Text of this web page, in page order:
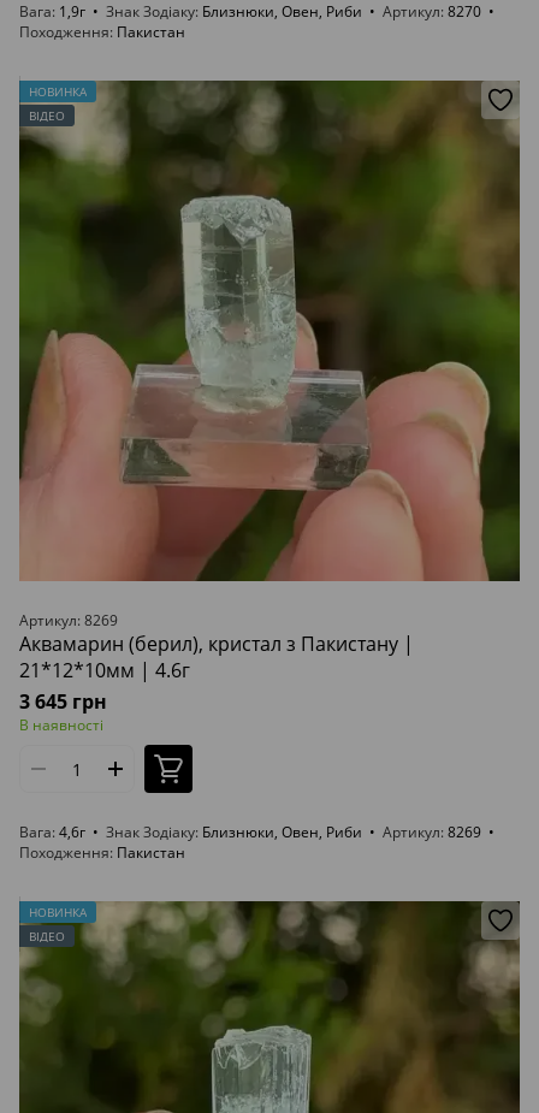
Вага 1,9г Знак Зодіаку Близнюки, Овен, Риби Артикул 8270
Походження Пакистан
НОВИНКА
ВІДЕО
Артикул: 8269
Аквамарин (берил), кристал з Пакистану |
21*12*10мм | 4.6г
3 645 грн
В наявності
Вага 4,6г Знак Зодіаку Близнюки, Овен, Риби Артикул 8269
Походження Пакистан
НОВИНКА
ВІДЕО